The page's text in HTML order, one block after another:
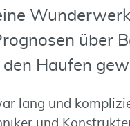
über
Haufen
lang und